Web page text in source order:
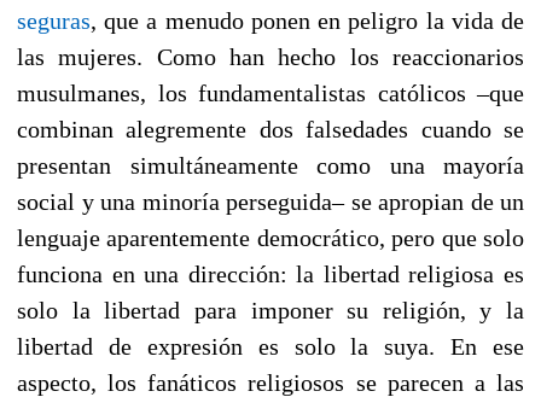
seguras, que a menudo ponen en peligro la vida de
las mujeres. Como han hecho los reaccionarios
musulmanes, los fundamentalistas católicos –que
combinan alegremente dos falsedades cuando se
presentan simultáneamente como una mayoría
social y una minoría perseguida– se apropian de un
lenguaje aparentemente democrático, pero que solo
funciona en una dirección: la libertad religiosa es
solo la libertad para imponer su religión, y la
libertad de expresión es solo la suya. En ese
aspecto, los fanáticos religiosos se parecen a las